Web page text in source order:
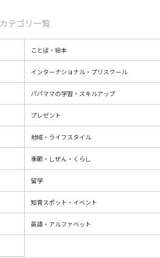
カテゴリ一覧
ことば・絵本
インターナショナル・プリスクール
パパママの学習・スキルアップ
プレゼント
地域・ライフスタイル
季節・しぜん・くらし
留学
知育スポット・イベント
英語・アルファベット